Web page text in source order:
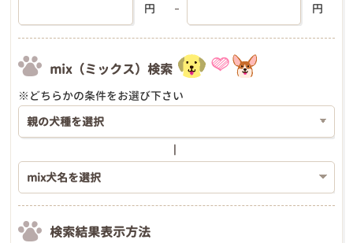
円 円
mix（ミックス）検索
※どちらかの条件をお選び下さい
検索結果表示方法